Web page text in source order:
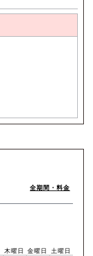
全期間・料金
木曜日 金曜日 土曜日